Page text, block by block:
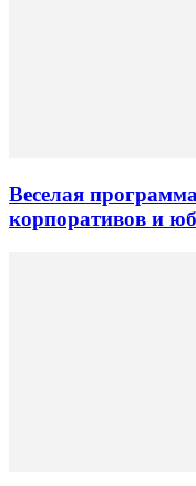
Веселая
корпоративов и